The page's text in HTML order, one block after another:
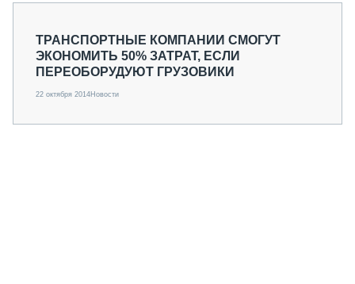
СТАТЬИ ПО КАТЕГОРИЯМ ТЕХНИКИ
ТРАНСПОРТНЫЕ КОМПАНИИ СМОГУТ
ЭКОНОМИТЬ 50% ЗАТРАТ, ЕСЛИ
ПЕРЕОБОРУДУЮТ ГРУЗОВИКИ
22 октября 2014Новости